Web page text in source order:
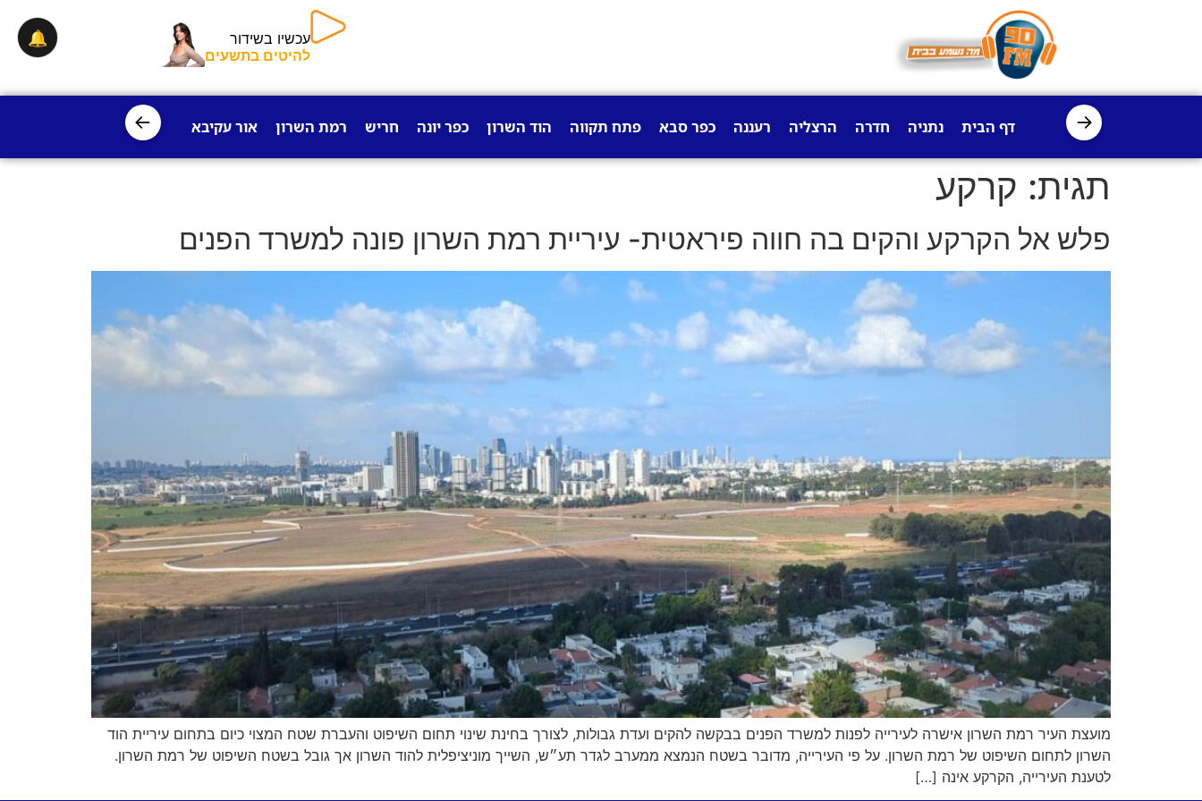
עכשיו בשידור
להיטים בתשעים
→ דף הבית נתניה חדרה הרצליה רעננה כפר סבא פתח תקווה הוד השרון כפר יונה חריש רמת השרון אור עקיבא פרדס חנה
←
תגית: קרקע
פלש אל הקרקע והקים בה חווה פיראטית- עיריית רמת השרון פונה למשרד הפנים
מועצת העיר רמת השרון אישרה לעירייה לפנות למשרד הפנים בבקשה להקים ועדת גבולות, לצורך בחינת שינוי תחום השיפוט והעברת שטח המצוי כיום בתחום עיריית הוד
השרון לתחום השיפוט של רמת השרון. על פי העירייה, מדובר בשטח הנמצא ממערב לגדר תע״ש, השייך מוניציפלית להוד השרון אך גובל בשטח השיפוט של רמת השרון.
לטענת העירייה, הקרקע אינה […]
🔔